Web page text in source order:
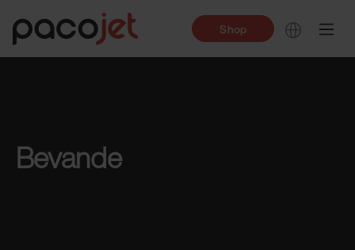
Shop
Bevande